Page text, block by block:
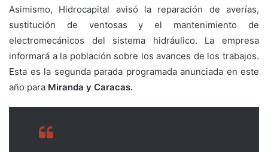
Asimismo, Hidrocapital avisó la reparación de averías,
sustitución de ventosas y el mantenimiento de
electromecánicos del sistema hidráulico. La empresa
informará a la población sobre los avances de los trabajos.
Esta es la segunda parada programada anunciada en este
año para Miranda y Caracas.